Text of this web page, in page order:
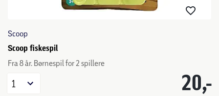
Scoop
Scoop fiskespil
Fra 8 år. Børnespil for 2 spillere
20,-
1